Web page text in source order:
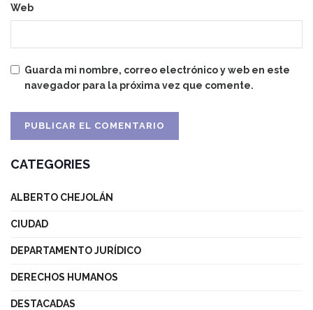
Web
Guarda mi nombre, correo electrónico y web en este
navegador para la próxima vez que comente.
CATEGORIES
ALBERTO CHEJOLÁN
CIUDAD
DEPARTAMENTO JURÍDICO
DERECHOS HUMANOS
DESTACADAS